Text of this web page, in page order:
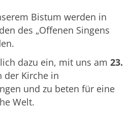
Bistum werden in
des „Offenen Singens
dazu ein, mit uns am 23.
der Kirche in
und zu beten für eine
Welt.